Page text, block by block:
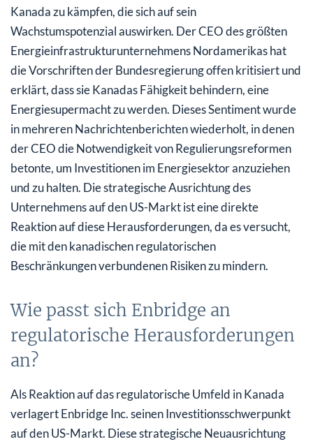
Kanada zu kämpfen, die sich auf sein
Wachstumspotenzial auswirken. Der CEO des größten
Energieinfrastrukturunternehmens Nordamerikas hat
die Vorschriften der Bundesregierung offen kritisiert und
erklärt, dass sie Kanadas Fähigkeit behindern, eine
Energiesupermacht zu werden. Dieses Sentiment wurde
in mehreren Nachrichtenberichten wiederholt, in denen
der CEO die Notwendigkeit von Regulierungsreformen
betonte, um Investitionen im Energiesektor anzuziehen
und zu halten. Die strategische Ausrichtung des
Unternehmens auf den US-Markt ist eine direkte
Reaktion auf diese Herausforderungen, da es versucht,
die mit den kanadischen regulatorischen
Beschränkungen verbundenen Risiken zu mindern.
Wie passt sich Enbridge an
regulatorische Herausforderungen
an?
Als Reaktion auf das regulatorische Umfeld in Kanada
verlagert Enbridge Inc. seinen Investitionsschwerpunkt
auf den US-Markt. Diese strategische Neuausrichtung